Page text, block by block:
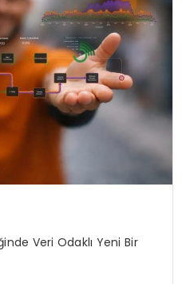
Veri Odaklı Yeni Bir